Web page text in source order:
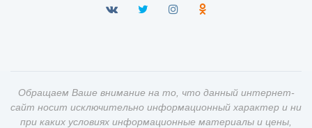
Обращаем Ваше внимание на то, что данный интернет-
сайт носит исключительно информационный характер и ни
при каких условиях информационные материалы и цены,